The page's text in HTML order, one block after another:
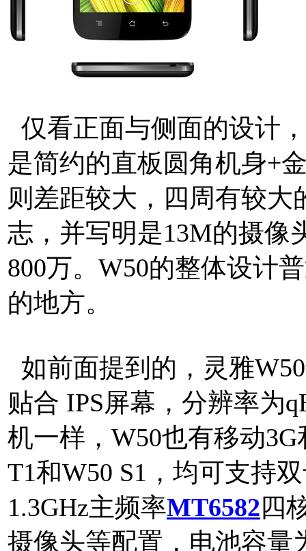
仅看正面与侧面的设计
是简约的直板圆角机身+
则差距较大，四周有较大
志，并写明是13M的摄像
800万。W50的整体设计
的地方。
如前面提到的，灵雅
贴合 IPS屏幕，分辨率为
机一样，W50也有移动
T1和W50 S1，均可支持
1.3GHz主频率MT6582四
摄像头等配置，电池容量